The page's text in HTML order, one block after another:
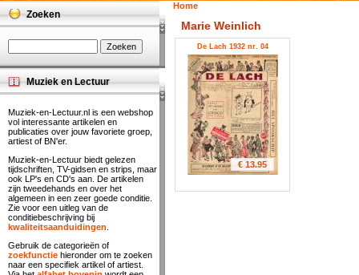
Home
Marie Weinlich
De Lach 1932 nr. 04
€ 13.95
Zoeken
Muziek en Lectuur
Muziek-en-Lectuur.nl is een webshop
vol interessante artikelen en
publicaties over jouw favoriete groep,
artiest of BN'er.
Muziek-en-Lectuur biedt gelezen
tijdschriften, TV-gidsen en strips, maar
ook LP's en CD's aan. De artikelen
zijn tweedehands en over het
algemeen in een zeer goede conditie.
Zie voor een uitleg van de
conditiebeschrijving bij
kwaliteitsaanduidingen
Gebruik de categorieën of
zoekfunctie hieronder om te zoeken
naar een specifiek artikel of artiest.